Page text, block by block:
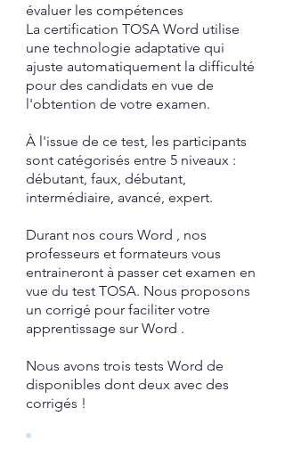
évaluer les compétences
La certification TOSA Word utilise
une technologie adaptative qui
ajuste automatiquement la difficulté
pour des candidats en vue de
l'obtention de votre examen.
À l'issue de ce test, les participants
sont catégorisés entre 5 niveaux :
débutant, faux, débutant,
intermédiaire, avancé, expert.
Durant nos cours Word , nos
professeurs et formateurs vous
entraineront à passer cet examen en
vue du test TOSA. ​ Nous proposons
un corrigé pour faciliter votre
apprentissage sur Word .​
Nous avons trois tests Word de
disponibles dont deux avec des
corrigés !